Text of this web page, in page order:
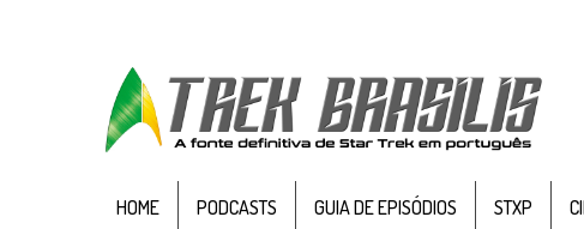
HOME PODCASTS GUIA DE EPISÓDIOS STXP